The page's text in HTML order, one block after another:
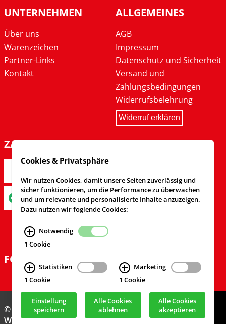
UNTERNEHMEN
Über uns
Warenzeichen
Partner-Links
Kontakt
ALLGEMEINES
AGB
Impressum
Datenschutz und Sicherheit
Versand und
Zahlungsbedingungen
Widerrufsbelehrung
Widerruf erklären
ZAHLARTEN
FOLGEN SIE UNS
© Feuerwehrversand 2024
Webdesign & Realisierungcekom GmbH, Köln
Cookies & Privatsphäre
Wir nutzen Cookies, damit unsere Seiten zuverlässig und
sicher funktionieren, um die Performance zu überwachen
und um relevante und personalisierte Inhalte anzuzeigen.
Dazu nutzen wir foglende Cookies:
Notwendig
1 Cookie
Statistiken
1 Cookie
Marketing
1 Cookie
Einstellung
speichern
Alle Cookies
ablehnen
Alle Cookies
akzeptieren